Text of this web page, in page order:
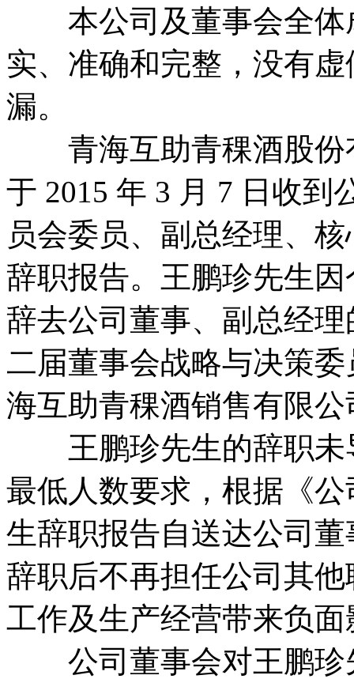
本公司及董事会全体
实、准确和完整，没有
漏。
青海互助青稞酒股份
于 2015 年 3 月 7 日收
员会委员、副总经理、
辞职报告。王鹏珍先生
辞去公司董事、副总经
二届董事会战略与决策
海互助青稞酒销售有限
王鹏珍先生的辞职未
最低人数要求，根据《
生辞职报告自送达公司
辞职后不再担任公司其
工作及生产经营带来负
公司董事会对王鹏珍